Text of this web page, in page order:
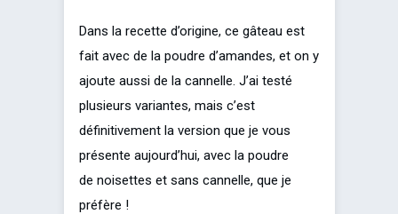
Dans la recette d’origine, ce gâteau est
fait avec de la poudre d’amandes, et on y
ajoute aussi de la cannelle. J’ai testé
plusieurs variantes, mais c’est
définitivement la version que je vous
présente aujourd’hui, avec la poudre
de noisettes et sans cannelle, que je
préfère !